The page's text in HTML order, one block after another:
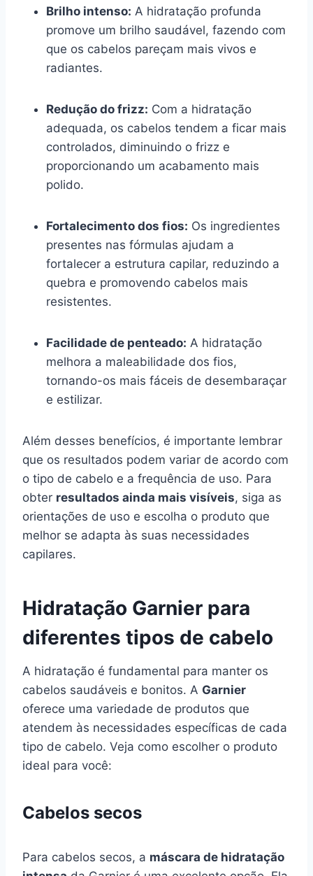
Brilho intenso: A hidratação profunda
promove um brilho saudável, fazendo com
que os cabelos pareçam mais vivos e
radiantes.
Redução do frizz: Com a hidratação
adequada, os cabelos tendem a ficar mais
controlados, diminuindo o frizz e
proporcionando um acabamento mais
polido.
Fortalecimento dos fios: Os ingredientes
presentes nas fórmulas ajudam a
fortalecer a estrutura capilar, reduzindo a
quebra e promovendo cabelos mais
resistentes.
Facilidade de penteado: A hidratação
melhora a maleabilidade dos fios,
tornando-os mais fáceis de desembaraçar
e estilizar.
Além desses benefícios, é importante lembrar
que os resultados podem variar de acordo com
o tipo de cabelo e a frequência de uso. Para
obter resultados ainda mais visíveis, siga as
orientações de uso e escolha o produto que
melhor se adapta às suas necessidades
capilares.
Hidratação Garnier para
diferentes tipos de cabelo
A hidratação é fundamental para manter os
cabelos saudáveis e bonitos. A Garnier
oferece uma variedade de produtos que
atendem às necessidades específicas de cada
tipo de cabelo. Veja como escolher o produto
ideal para você:
Cabelos secos
Para cabelos secos, a máscara de hidratação